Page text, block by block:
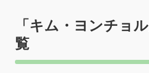
「キム・ヨンチョル
覧